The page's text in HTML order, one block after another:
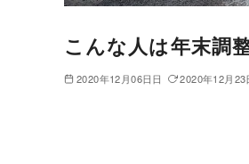
こんな人は年末調
2020年12月06日日 2020年12月23